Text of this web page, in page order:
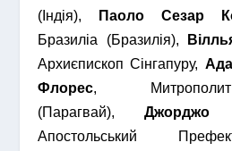
(Індія),
Паоло Сезар
Бразиліа (Бразилія),
Архиєпископ Сінгапуру,
Флорес,
(Парагвай),Джорджо
Апостольський